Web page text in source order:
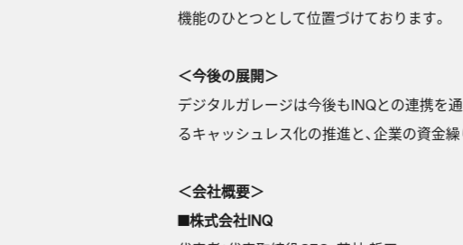
機能のひとつとして位置づけております。
＜今後の展開＞
デジタルガレージは今後もINQとの連携を
るキャッシュレス化の推進と、企業の資金
＜会社概要＞
■株式会社INQ